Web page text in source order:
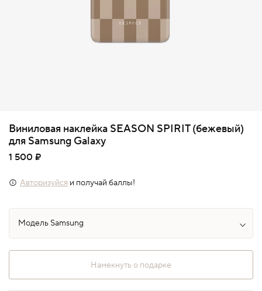
Виниловая наклейка SEASON SPIRIT (бежевый)
для Samsung Galaxy
1 500 ₽
Авторизуйся и получай баллы!
Намекнуть о подарке